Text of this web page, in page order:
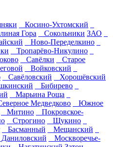
Косино-Ухтомский
Гора Сокольники ЗАО
Ново-Переделкино
Тропарёво-Никулино
Савёлки
Старое
Войковский
Савёловский
Хорошёвский
Бибирево
Марьина Роща
Медведково
Южное
Митино
Покровское-
Строгино
Щукино
Басманный
Мещанский
Даниловский
Москворечье-